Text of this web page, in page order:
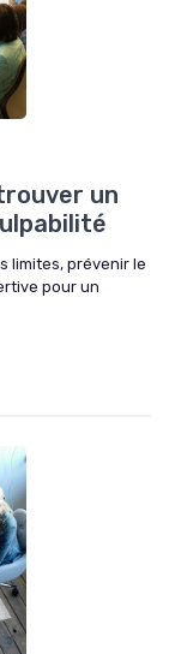
un
limites, prévenir le
pour un